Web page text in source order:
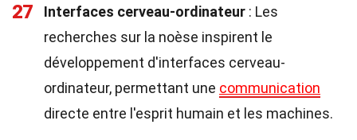
27 Interfaces cerveau-ordinateur : Les
recherches sur la noèse inspirent le
développement d'interfaces cerveau-
ordinateur, permettant une communication
directe entre l'esprit humain et les machines.